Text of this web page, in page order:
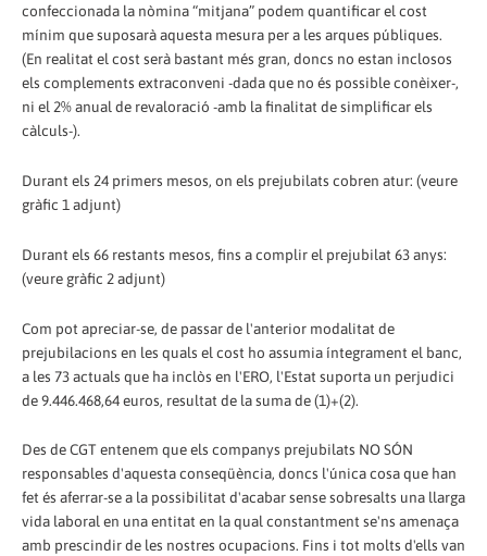
confeccionada la nòmina “mitjana” podem quantificar el cost
mínim que suposarà aquesta mesura per a les arques públiques.
(En realitat el cost serà bastant més gran, doncs no estan inclosos
els complements extraconveni -dada que no és possible conèixer-,
ni el 2% anual de revaloració -amb la finalitat de simplificar els
càlculs-).
Durant els 24 primers mesos, on els prejubilats cobren atur: (veure
gràfic 1 adjunt)
Durant els 66 restants mesos, fins a complir el prejubilat 63 anys:
(veure gràfic 2 adjunt)
Com pot apreciar-se, de passar de l'anterior modalitat de
prejubilacions en les quals el cost ho assumia íntegrament el banc,
a les 73 actuals que ha inclòs en l'ERO, l'Estat suporta un perjudici
de 9.446.468,64 euros, resultat de la suma de (1)+(2).
Des de CGT entenem que els companys prejubilats NO SÓN
responsables d'aquesta conseqüència, doncs l'única cosa que han
fet és aferrar-se a la possibilitat d'acabar sense sobresalts una llarga
vida laboral en una entitat en la qual constantment se'ns amenaça
amb prescindir de les nostres ocupacions. Fins i tot molts d'ells van